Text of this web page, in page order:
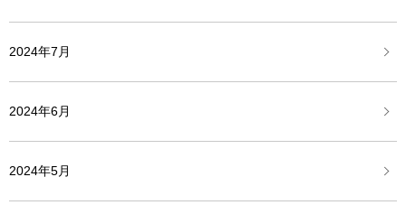
2024年7月
2024年6月
2024年5月